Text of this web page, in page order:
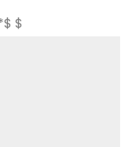
لطفا پرس و جو خود را در اینجا وارد